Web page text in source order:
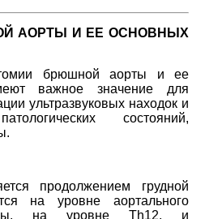
АОРТЫ И ЕЕ ОСНОВНЫХ
брюшной аорты и ее
важное значение для
ультразвуковых находок и
состояний,
продолжением грудной
на уровне аортального
на уровне Th12, и